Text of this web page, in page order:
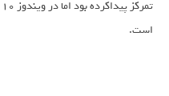
است.